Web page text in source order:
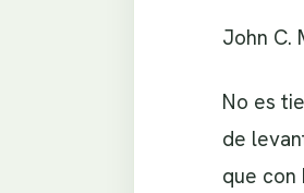
John C.
No es
de
que con